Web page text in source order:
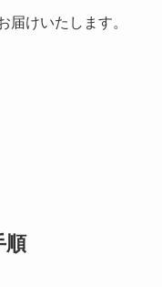
けいたします。
順